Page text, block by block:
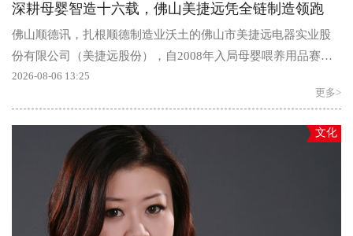
深耕母婴智造十六载，佛山美捷远凭全链制造领跑
佛山顺德讯，扎根顺德制造业沃土的佛山市美捷远电器实业股
份有限公司（美捷远股份），自2008年入局母婴喂养用品赛道
以来，依托全流程自主生产、自...
2026-08-06 13:25
更多>
文化